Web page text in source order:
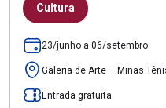
Cultura
23/junho a 06/setembro
Galeria de Arte – Minas
Entrada gratuita